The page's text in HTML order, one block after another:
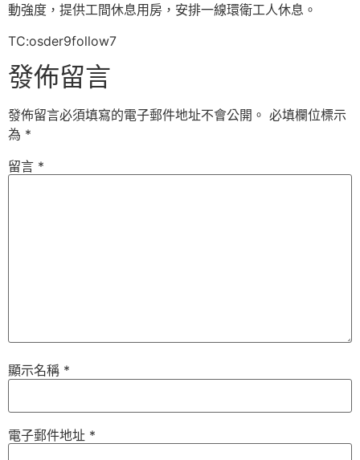
動強度，提供工間休息用房，安排一線環衛工人休息。
TC:osder9follow7
發佈留言
發佈留言必須填寫的電子郵件地址不會公開。 必填欄位標示
為 *
留言 *
顯示名稱 *
電子郵件地址 *